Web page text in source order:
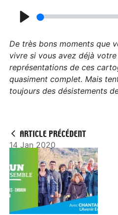
l
a
y
De très bons moments que
vivre si vous avez déjà
représentations de ces
quasiment complet. Mais
toujours des désistements
ARTICLE PRÉCÉDENT
14 Jan 2020